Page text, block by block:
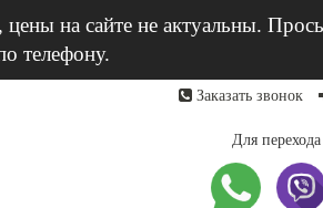
на сайте не актуальны.
телефону.
Заказать звонок
Для